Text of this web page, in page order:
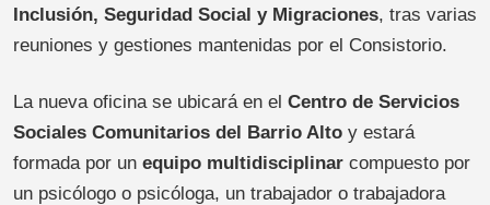
Inclusión, Seguridad Social y Migraciones, tras varias
reuniones y gestiones mantenidas por el Consistorio.
La nueva oficina se ubicará en el Centro de Servicios
Sociales Comunitarios del Barrio Alto y estará
formada por un equipo multidisciplinar compuesto por
un psicólogo o psicóloga, un trabajador o trabajadora